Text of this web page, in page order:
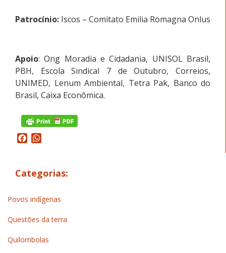
Patrocínio: Iscos – Comitato Emilia Romagna Onlus
Apoio: Ong Moradia e Cidadania, UNISOL Brasil,
PBH, Escola Sindical 7 de Outubro, Correios,
UNIMED, Lenum Ambiental, Tetra Pak, Banco do
Brasil, Caixa Econômica.
Facebook
Categorias:
Povos indígenas
Questões da terra
Quilombolas